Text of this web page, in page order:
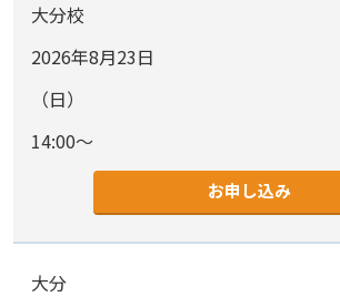
大分校
2026年8月23日
（日）
14:00～
お申し込み
大分